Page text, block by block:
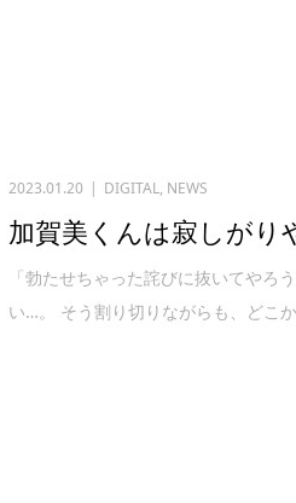
2023.01.20 DIGITAL, NEWS
加賀美くんは寂しがり
「勃たせちゃった詫びに抜いてや
い…。 そう割り切りながらも、どこ